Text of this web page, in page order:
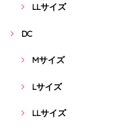
LLサイズ
DC
Mサイズ
Lサイズ
LLサイズ